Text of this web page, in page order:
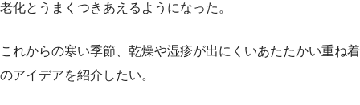
老化とうまくつきあえるようになった。
これからの寒い季節、乾燥や湿疹が出にくいあたたかい重ね着
のアイデアを紹介したい。